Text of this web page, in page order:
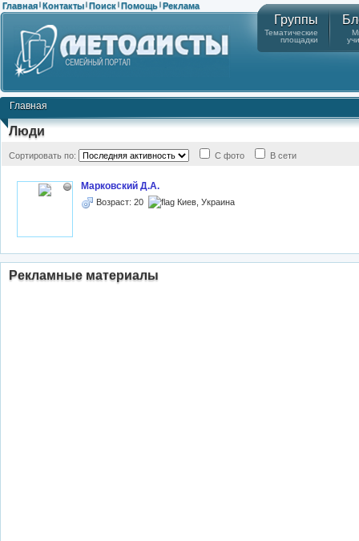
Главная | Контакты | Поиск | Помощь | Реклама
Группы
Тематические
площадки
Главная
Люди
Сортировать по: С фото В сети
Марковский Д.А.
Возраст: 20 Киев, Украина
Рекламные материалы